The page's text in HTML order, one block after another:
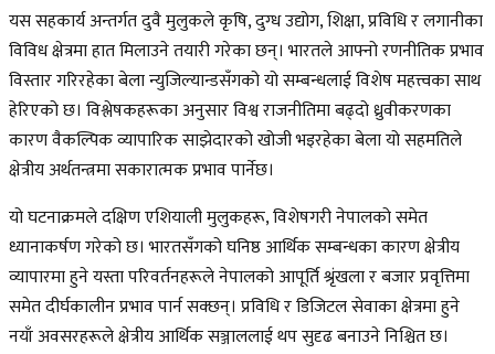
यस सहकार्य अन्तर्गत दुवै मुलुकले कृषि, दुग्ध उद्योग, शिक्षा, प्रविधि र लगानीका
विविध क्षेत्रमा हात मिलाउने तयारी गरेका छन्। भारतले आफ्नो रणनीतिक प्रभाव
विस्तार गरिरहेका बेला न्युजिल्यान्डसँगको यो सम्बन्धलाई विशेष महत्त्वका साथ
हेरिएको छ। विश्लेषकहरूका अनुसार विश्व राजनीतिमा बढ्दो ध्रुवीकरणका
कारण वैकल्पिक व्यापारिक साझेदारको खोजी भइरहेका बेला यो सहमतिले
क्षेत्रीय अर्थतन्त्रमा सकारात्मक प्रभाव पार्नेछ।
यो घटनाक्रमले दक्षिण एशियाली मुलुकहरू, विशेषगरी नेपालको समेत
ध्यानाकर्षण गरेको छ। भारतसँगको घनिष्ठ आर्थिक सम्बन्धका कारण क्षेत्रीय
व्यापारमा हुने यस्ता परिवर्तनहरूले नेपालको आपूर्ति श्रृंखला र बजार प्रवृत्तिमा
समेत दीर्घकालीन प्रभाव पार्न सक्छन्। प्रविधि र डिजिटल सेवाका क्षेत्रमा हुने
नयाँ अवसरहरूले क्षेत्रीय आर्थिक सञ्जाललाई थप सुदृढ बनाउने निश्चित छ।